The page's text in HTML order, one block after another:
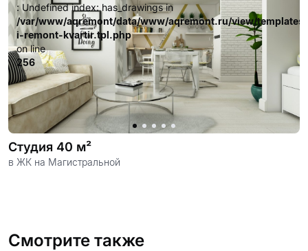
: Undefined index: has_drawings in
/var/www/aqremont/data/www/aqremont.ru/view/
i-remont-kvartir.tpl.php
on line
256
Студия 40 м²
в ЖК на Магистральной
Смотрите также